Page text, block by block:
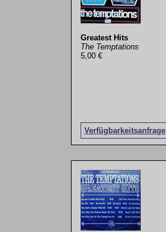
Greatest Hits
The Temptations
5,00 €
Verfügbarkeitsanfrage